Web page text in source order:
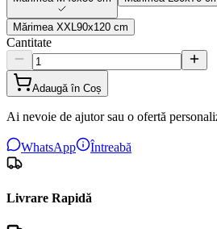
Mărimea XXL 90x120 cm
Cantitate
Adaugă în Coș
Ai nevoie de ajutor sau o ofertă
WhatsApp Întreabă
Livrare Rapidă